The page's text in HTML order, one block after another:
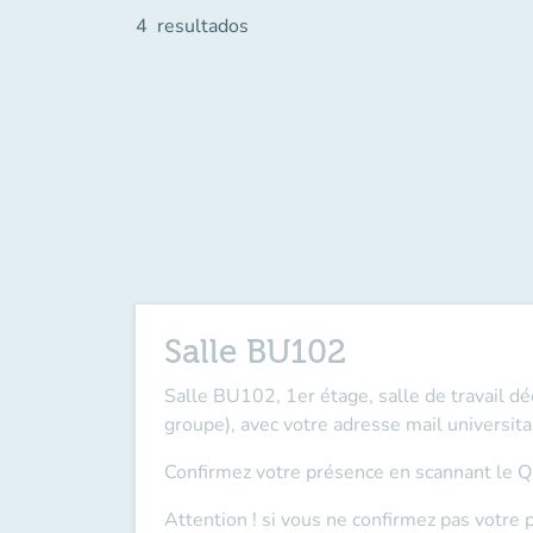
4 resultados
Salle BU102
Salle BU102, 1er étage, salle de travail
groupe), avec votre adresse mail
Confirmez votre présence en scannant le
Attention ! si vous ne confirmez pas votre